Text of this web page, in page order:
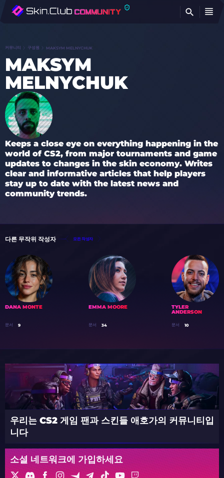
커뮤니티 구성원 MAKSYM MELNYCHUK
MAKSYM
MELNYCHUK
Keeps a close eye on everything happening in the
world of CS2, from major tournaments and game
updates to changes in the skin economy. Writes
clear and informative articles that help players
stay up to date with the latest news and
community trends.
다른 무작위 작성자 모든 작성자
DANA MONTE
문서 9
EMMA MOORE
문서 34
TYLER
ANDERSON
문서 10
우리는 CS2 게임 팬과 스킨들 애호가의 커뮤니티입
니다
소셜 네트워크에 가입하세요